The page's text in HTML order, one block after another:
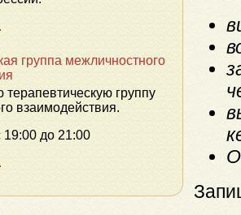
группа межличностного
группу
взаимодействия.
19:00 до 21:00